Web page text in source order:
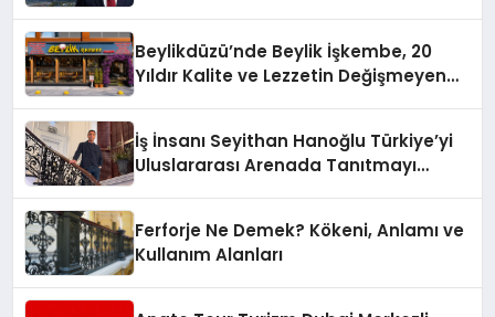
Hayata Geçirecek
Beylikdüzü’nde Beylik İşkembe, 20
Yıldır Kalite ve Lezzetin Değişmeyen
İş İnsanı Seyithan Hanoğlu Türkiye’yi
Uluslararası Arenada Tanıtmayı
Ferforje Ne Demek? Kökeni, Anlamı ve
Kullanım Alanları